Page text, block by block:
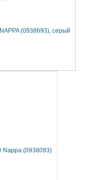
(0938693), серый
Nappa (0938093)